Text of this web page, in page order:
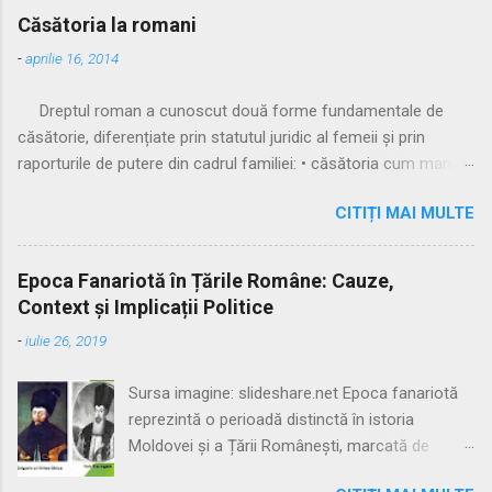
e
ț
n
c
m
r
i
u
Căsătoria la romani
-aprilie 16, 2014
Dreptul roman a cunoscut două forme fundamentale de
căsătorie, diferențiate prin statutul juridic al femeii și prin
raporturile de putere din cadrul familiei: • căsătoria cum manus
și practicată a fost căsătoria cu manus, prin care femeia
trecea sub autoritatea soțului, devenind parte a familiei
acestuia. Spre sfârșitul Republicii, tot mai multe femei au
început să evite această subordonare, trăind în uniuni
nelegitime. Pentru a limita fenomenul, romanii au recunoscut și
căsătoria fără manus, care permitea femeii să rămână sub
autonomia patrimonială. ⚖️ Formele căsătoriei cu manus
Căsătoria cum manus putea fi încheiată în trei modalități
distincte: 🔹 1. Confarreatio O ceremonie solemnă, rezervată
patricienilor, în prezența pontifex maximus și a preotului lui
CITIȚI MAI MULTE
Epoca Fanariotă în Țările Române: Cauze,
Context și Implicații Politice
-iulie 26, 2019
Sursa imagine: slideshare.net Epoca fanariotă
reprezintă o perioadă distinctă în istoria
Moldovei și a Țării Românești, marcată de